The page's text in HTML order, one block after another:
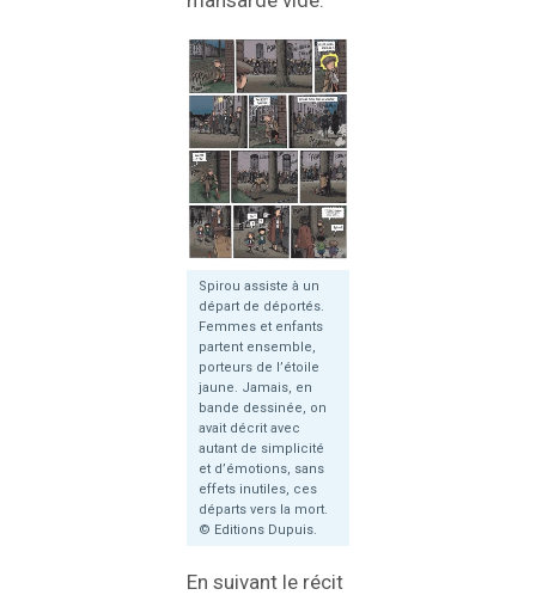
Spirou assiste à un
départ de déportés.
Femmes et enfants
partent ensemble,
porteurs de l’étoile
jaune. Jamais, en
bande dessinée, on
avait décrit avec
autant de simplicité
et d’émotions, sans
effets inutiles, ces
départs vers la mort.
© Editions Dupuis.
En suivant le récit